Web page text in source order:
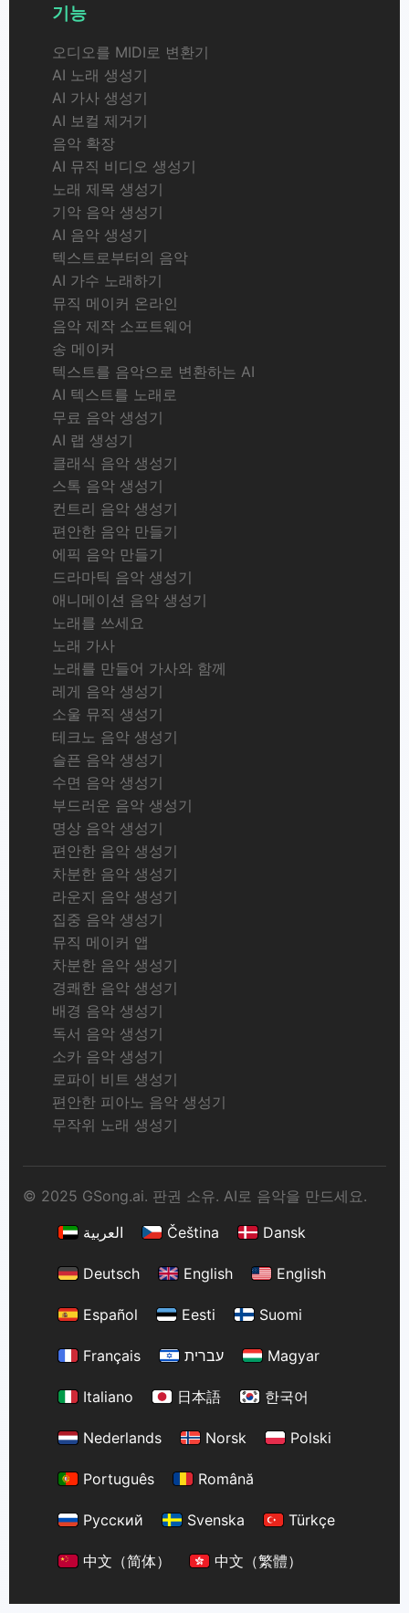
기능
오디오를 MIDI로 변환기
AI 노래 생성기
AI 가사 생성기
AI 보컬 제거기
음악 확장
AI 뮤직 비디오 생성기
노래 제목 생성기
기악 음악 생성기
AI 음악 생성기
텍스트로부터의 음악
AI 가수 노래하기
뮤직 메이커 온라인
음악 제작 소프트웨어
송 메이커
텍스트를 음악으로 변환하는 AI
AI 텍스트를 노래로
무료 음악 생성기
AI 랩 생성기
클래식 음악 생성기
스톡 음악 생성기
컨트리 음악 생성기
편안한 음악 만들기
에픽 음악 만들기
드라마틱 음악 생성기
애니메이션 음악 생성기
노래를 쓰세요
노래 가사
노래를 만들어 가사와 함께
레게 음악 생성기
소울 뮤직 생성기
테크노 음악 생성기
슬픈 음악 생성기
수면 음악 생성기
부드러운 음악 생성기
명상 음악 생성기
편안한 음악 생성기
차분한 음악 생성기
라운지 음악 생성기
집중 음악 생성기
뮤직 메이커 앱
차분한 음악 생성기
경쾌한 음악 생성기
배경 음악 생성기
독서 음악 생성기
소카 음악 생성기
로파이 비트 생성기
편안한 피아노 음악 생성기
무작위 노래 생성기
© 2025 GSong.ai. 판권 소유. AI로 음악을 만드세요.
العربية
Čeština Dansk
Deutsch English English
Español Eesti Suomi
Français עברית Magyar
Italiano 日本語 한국어
Nederlands Norsk Polski
Português Română
Русский Svenska Türkçe
中文（简体） 中文（繁體）